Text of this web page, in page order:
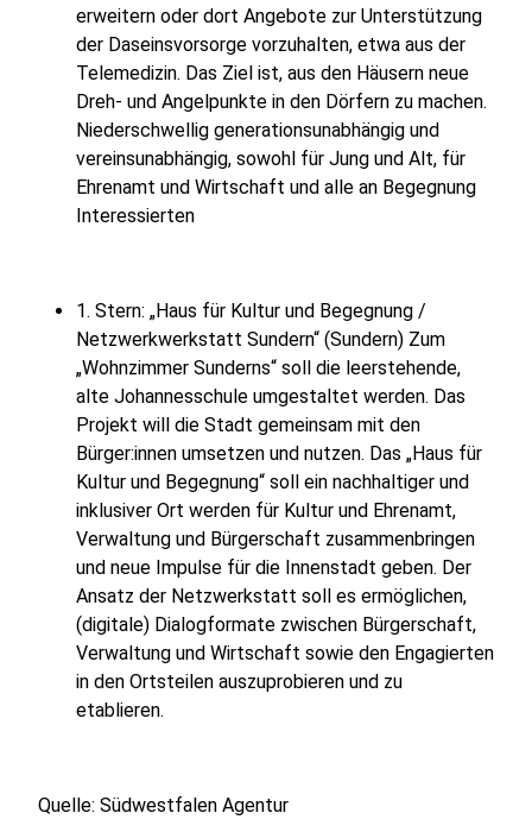
erweitern oder dort Angebote zur Unterstützung
der Daseinsvorsorge vorzuhalten, etwa aus der
Telemedizin. Das Ziel ist, aus den Häusern neue
Dreh- und Angelpunkte in den Dörfern zu machen.
Niederschwellig generationsunabhängig und
vereinsunabhängig, sowohl für Jung und Alt, für
Ehrenamt und Wirtschaft und alle an Begegnung
Interessierten
1. Stern: „Haus für Kultur und Begegnung /
Netzwerkwerkstatt Sundern“ (Sundern) Zum
„Wohnzimmer Sunderns“ soll die leerstehende,
alte Johannesschule umgestaltet werden. Das
Projekt will die Stadt gemeinsam mit den
Bürger:innen umsetzen und nutzen. Das „Haus für
Kultur und Begegnung“ soll ein nachhaltiger und
inklusiver Ort werden für Kultur und Ehrenamt,
Verwaltung und Bürgerschaft zusammenbringen
und neue Impulse für die Innenstadt geben. Der
Ansatz der Netzwerkstatt soll es ermöglichen,
(digitale) Dialogformate zwischen Bürgerschaft,
Verwaltung und Wirtschaft sowie den Engagierten
in den Ortsteilen auszuprobieren und zu
etablieren.
Quelle: Südwestfalen Agentur